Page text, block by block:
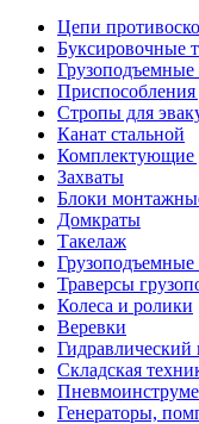
Цепи
Буксировочные
Приспособления
Стропы для
Канат стальной
Комплектующие
Захваты
Блоки
Домкраты
Такелаж
Траверсы
Колеса и ролики
Веревки
Гидравлический
Складская
Генераторы,